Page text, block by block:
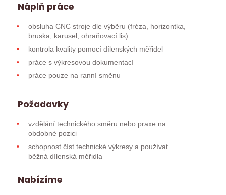
Náplň práce
obsluha CNC stroje dle výběru (fréza, horizontka,
bruska, karusel, ohraňovací lis)
kontrola kvality pomocí dílenských měřidel
práce s výkresovou dokumentací
práce pouze na ranní směnu
Požadavky
vzdělání technického směru nebo praxe na
obdobné pozici
schopnost číst technické výkresy a používat
běžná dílenská měřidla
Nabízíme